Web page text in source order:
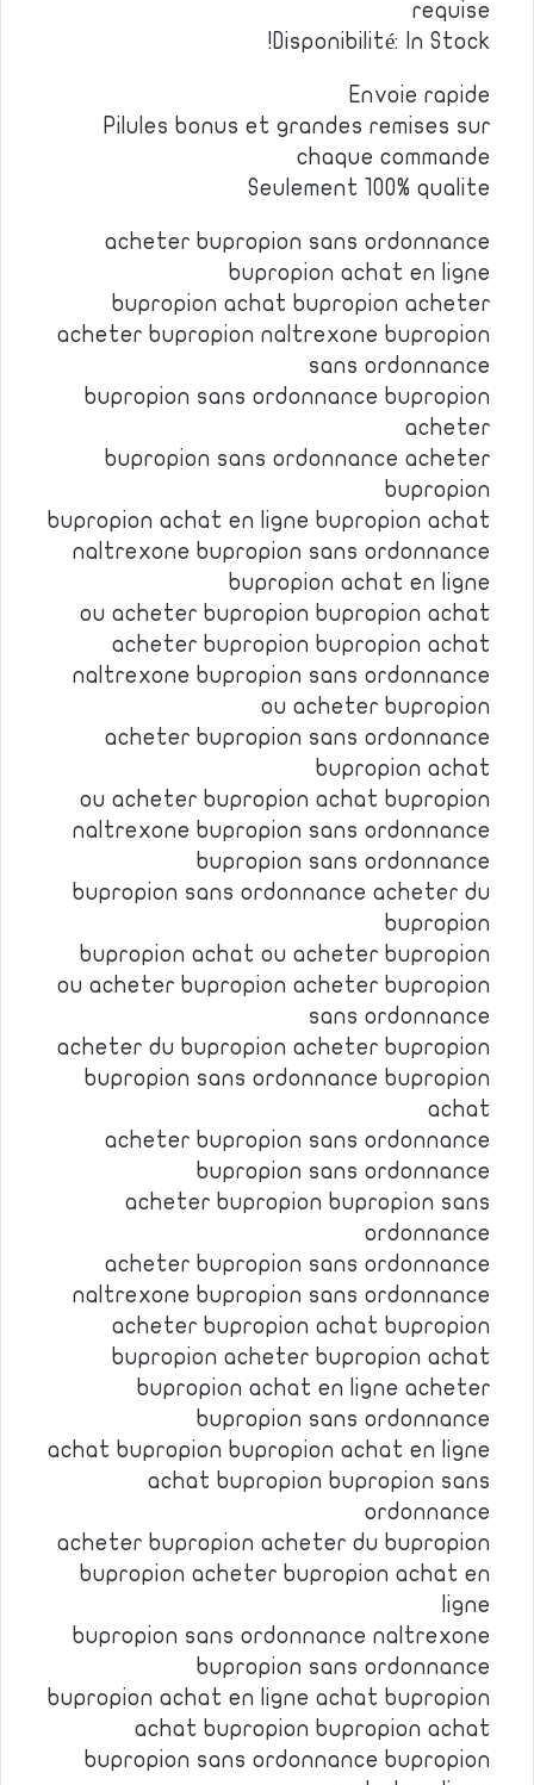
requise
Disponibilité: In Stock!
Envoie rapide
Pilules bonus et grandes remises sur
chaque commande
Seulement 100% qualite
acheter bupropion sans ordonnance
bupropion achat en ligne
bupropion achat bupropion acheter
acheter bupropion naltrexone bupropion
sans ordonnance
bupropion sans ordonnance bupropion
acheter
bupropion sans ordonnance acheter
bupropion
bupropion achat en ligne bupropion achat
naltrexone bupropion sans ordonnance
bupropion achat en ligne
ou acheter bupropion bupropion achat
acheter bupropion bupropion achat
naltrexone bupropion sans ordonnance
ou acheter bupropion
acheter bupropion sans ordonnance
bupropion achat
ou acheter bupropion achat bupropion
naltrexone bupropion sans ordonnance
bupropion sans ordonnance
bupropion sans ordonnance acheter du
bupropion
bupropion achat ou acheter bupropion
ou acheter bupropion acheter bupropion
sans ordonnance
acheter du bupropion acheter bupropion
bupropion sans ordonnance bupropion
achat
acheter bupropion sans ordonnance
bupropion sans ordonnance
acheter bupropion bupropion sans
ordonnance
acheter bupropion sans ordonnance
naltrexone bupropion sans ordonnance
acheter bupropion achat bupropion
bupropion acheter bupropion achat
bupropion achat en ligne acheter
bupropion sans ordonnance
achat bupropion bupropion achat en ligne
achat bupropion bupropion sans
ordonnance
acheter bupropion acheter du bupropion
bupropion acheter bupropion achat en
ligne
bupropion sans ordonnance naltrexone
bupropion sans ordonnance
bupropion achat en ligne achat bupropion
achat bupropion bupropion achat
bupropion sans ordonnance bupropion